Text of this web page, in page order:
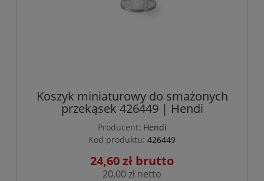
Koszyk miniaturowy do smażonych
przekąsek 426449 | Hendi
Producent: Hendi
Kod produktu: 426449
24,60 zł
20,00 zł